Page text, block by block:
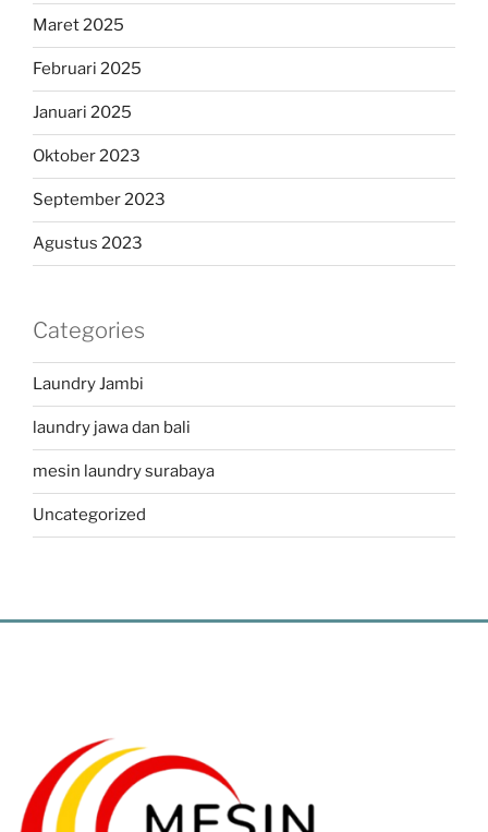
Maret 2025
Februari 2025
Januari 2025
Oktober 2023
September 2023
Agustus 2023
Categories
Laundry Jambi
laundry jawa dan bali
mesin laundry surabaya
Uncategorized